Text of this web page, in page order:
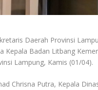
Daerah Provinsi
Kepala Badan Litbang
Lampung, Kamis (01/04).
Chrisna Putra, Kepala